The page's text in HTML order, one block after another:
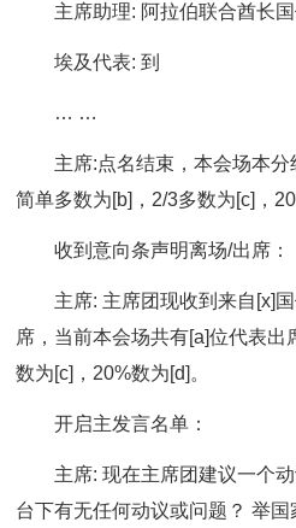
主席助理: 阿拉伯联合酋长国
埃及代表: 到
… …
主席:点名结束，本会场本分
简单多数为[b]，2/3多数为[c]，
收到意向条声明离场/出席：
主席: 主席团现收到来自[x]
席，当前本会场共有[a]位代表出
数为[c]，20%数为[d]。
开启主发言名单：
主席: 现在主席团建议一个
台下有无任何动议或问题？ 举国